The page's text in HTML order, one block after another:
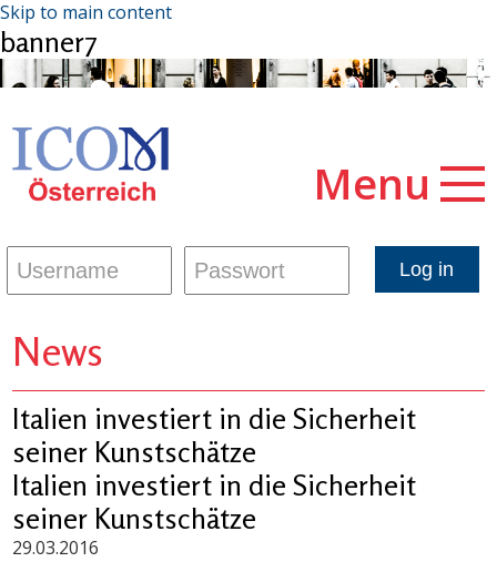
Skip to main content
banner7
Menu
News
Italien investiert in die Sicherheit
seiner Kunstschätze
Italien investiert in die Sicherheit
seiner Kunstschätze
29.03.2016